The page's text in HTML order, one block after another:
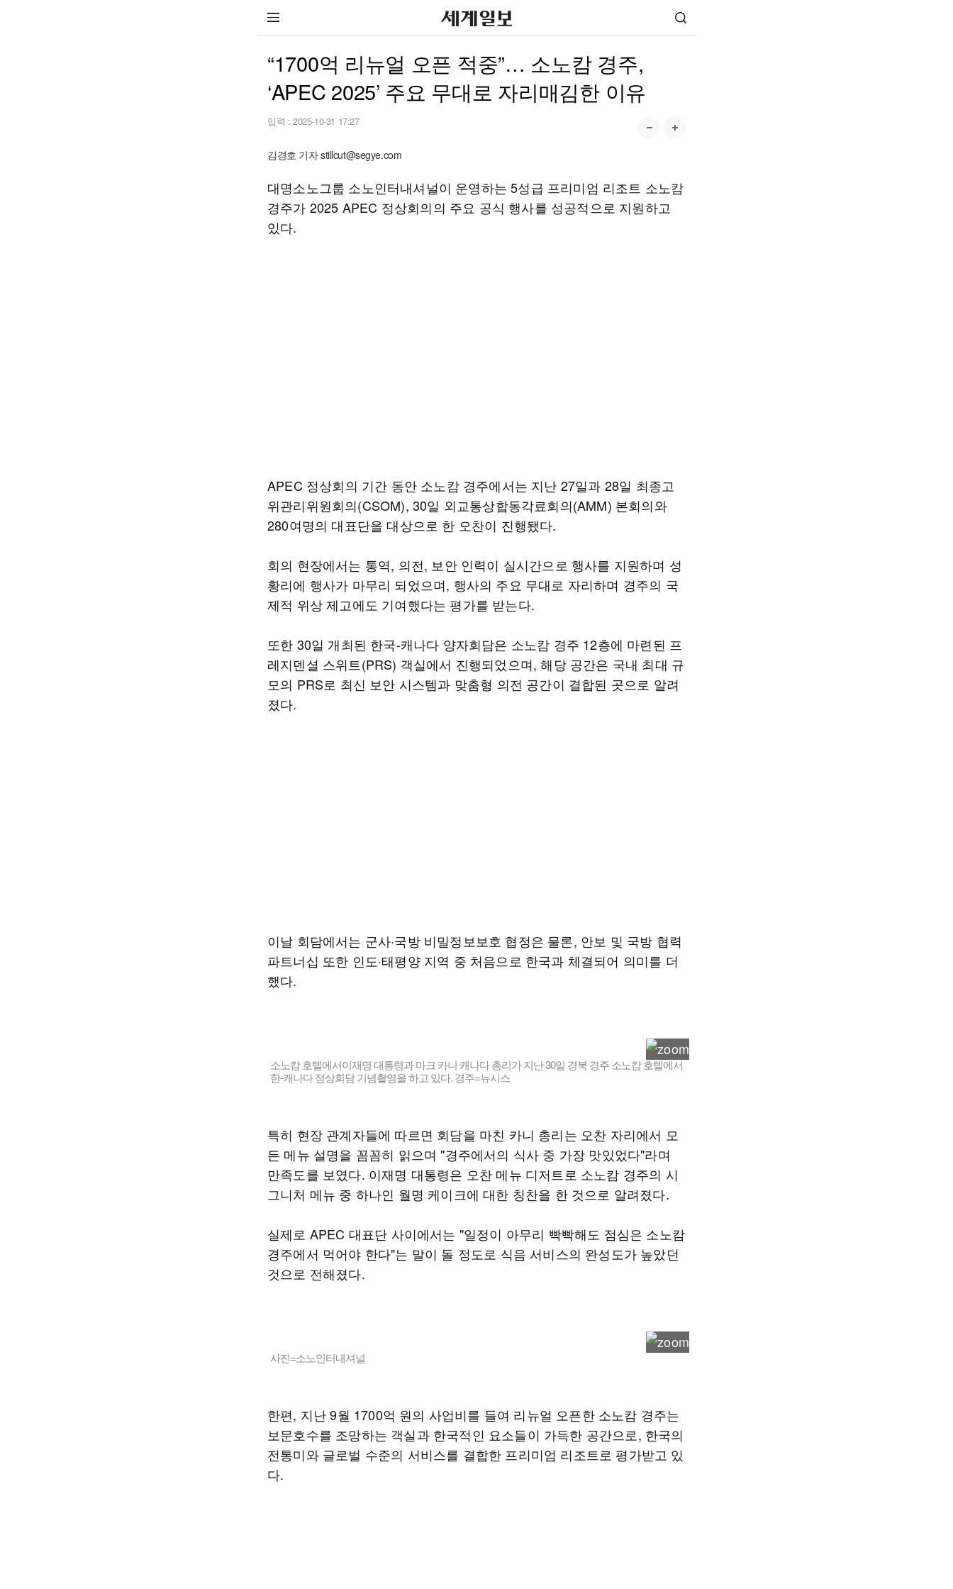
“1700억 리뉴얼 오픈 적중”… 소노캄 경주,
‘APEC 2025’ 주요 무대로 자리매김한 이유
입력 : 2025-10-31 17:27
김경호 기자 stillcut@segye.com
대명소노그룹 소노인터내셔널이 운영하는 5성급 프리미엄 리조트 소노캄
경주가 2025 APEC 정상회의의 주요 공식 행사를 성공적으로 지원하고
있다.
APEC 정상회의 기간 동안 소노캄 경주에서는 지난 27일과 28일 최종고
위관리위원회의(CSOM), 30일 외교통상합동각료회의(AMM) 본회의와
280여명의 대표단을 대상으로 한 오찬이 진행됐다.
회의 현장에서는 통역, 의전, 보안 인력이 실시간으로 행사를 지원하며 성
황리에 행사가 마무리 되었으며, 행사의 주요 무대로 자리하며 경주의 국
제적 위상 제고에도 기여했다는 평가를 받는다.
또한 30일 개최된 한국-캐나다 양자회담은 소노캄 경주 12층에 마련된 프
레지덴셜 스위트(PRS) 객실에서 진행되었으며, 해당 공간은 국내 최대 규
모의 PRS로 최신 보안 시스템과 맞춤형 의전 공간이 결합된 곳으로 알려
졌다.
이날 회담에서는 군사·국방 비밀정보보호 협정은 물론, 안보 및 국방 협력
파트너십 또한 인도·태평양 지역 중 처음으로 한국과 체결되어 의미를 더
했다.
소노캄 호텔에서이재명 대통령과 마크 카니 캐나다 총리가 지난 30일 경북 경주 소노캄 호텔에서
한-캐나다 정상회담 기념촬영을 하고 있다. 경주=뉴시스
특히 현장 관계자들에 따르면 회담을 마친 카니 총리는 오찬 자리에서 모
든 메뉴 설명을 꼼꼼히 읽으며 "경주에서의 식사 중 가장 맛있었다"라며
만족도를 보였다. 이재명 대통령은 오찬 메뉴 디저트로 소노캄 경주의 시
그니처 메뉴 중 하나인 월명 케이크에 대한 칭찬을 한 것으로 알려졌다.
실제로 APEC 대표단 사이에서는 "일정이 아무리 빡빡해도 점심은 소노캄
경주에서 먹어야 한다"는 말이 돌 정도로 식음 서비스의 완성도가 높았던
것으로 전해졌다.
사진=소노인터내셔널
한편, 지난 9월 1700억 원의 사업비를 들여 리뉴얼 오픈한 소노캄 경주는
보문호수를 조망하는 객실과 한국적인 요소들이 가득한 공간으로, 한국의
전통미와 글로벌 수준의 서비스를 결합한 프리미엄 리조트로 평가받고 있
다.